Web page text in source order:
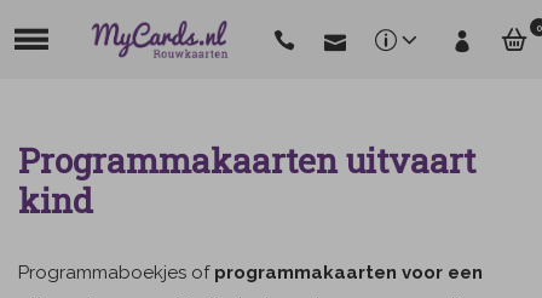
0
Programmakaarten uitvaart
kind
Programmaboekjes of programmakaarten voor een